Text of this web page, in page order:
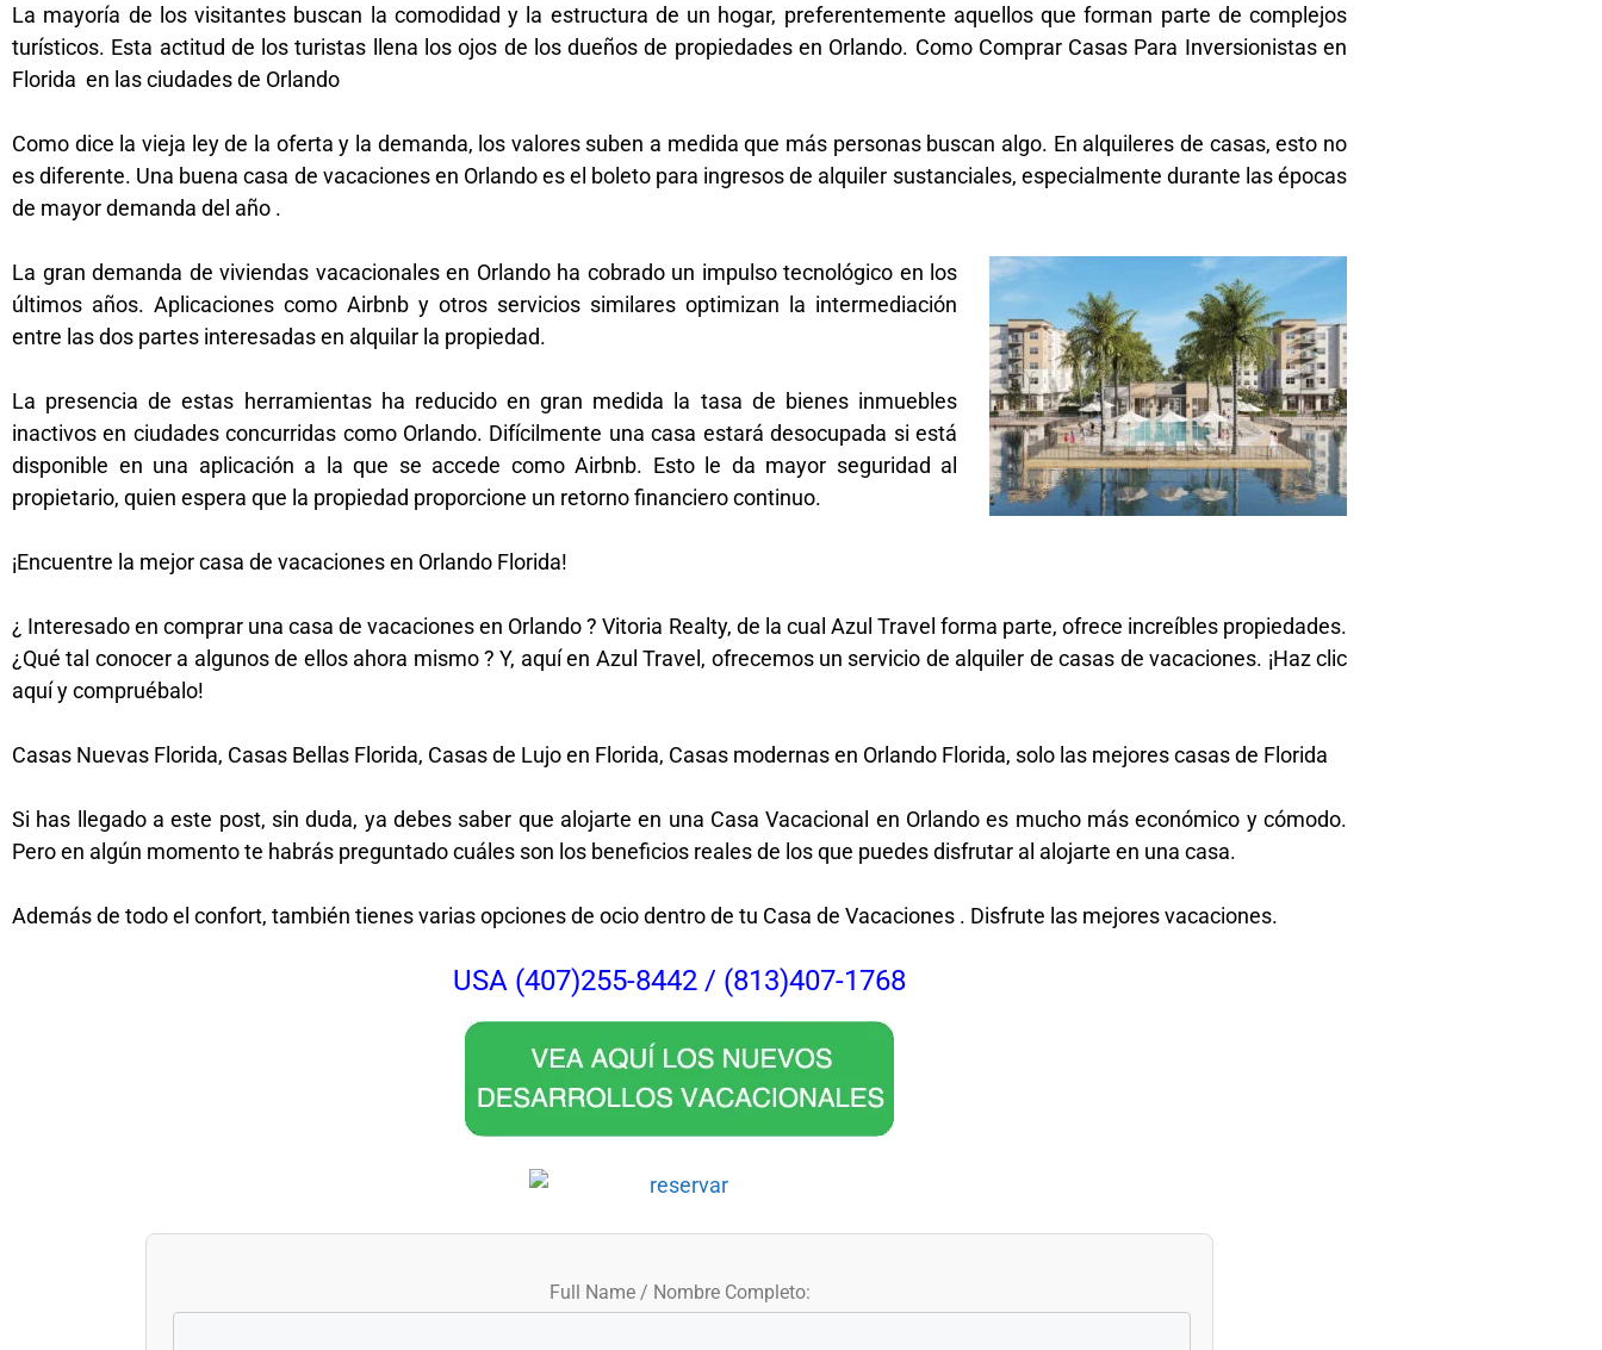
La mayoría de los visitantes buscan la comodidad y la estructura de un hogar, preferentemente aquellos que forman parte de complejos
turísticos. Esta actitud de los turistas llena los ojos de los dueños de propiedades en Orlando. Como Comprar Casas Para Inversionistas en
Florida en las ciudades de Orlando
Como dice la vieja ley de la oferta y la demanda, los valores suben a medida que más personas buscan algo. En alquileres de casas, esto no
es diferente. Una buena casa de vacaciones en Orlando es el boleto para ingresos de alquiler sustanciales, especialmente durante las épocas
de mayor demanda del año .
La gran demanda de viviendas vacacionales en Orlando ha cobrado un impulso tecnológico en los
últimos años. Aplicaciones como Airbnb y otros servicios similares optimizan la intermediación
entre las dos partes interesadas en alquilar la propiedad.
La presencia de estas herramientas ha reducido en gran medida la tasa de bienes inmuebles
inactivos en ciudades concurridas como Orlando. Difícilmente una casa estará desocupada si está
disponible en una aplicación a la que se accede como Airbnb. Esto le da mayor seguridad al
propietario, quien espera que la propiedad proporcione un retorno financiero continuo.
¡Encuentre la mejor casa de vacaciones en Orlando Florida!
¿ Interesado en comprar una casa de vacaciones en Orlando ? Vitoria Realty, de la cual Azul Travel forma parte, ofrece increíbles propiedades.
¿Qué tal conocer a algunos de ellos ahora mismo ? Y, aquí en Azul Travel, ofrecemos un servicio de alquiler de casas de vacaciones. ¡Haz clic
aquí y compruébalo!
Casas Nuevas Florida, Casas Bellas Florida, Casas de Lujo en Florida, Casas modernas en Orlando Florida, solo las mejores casas de Florida
Si has llegado a este post, sin duda, ya debes saber que alojarte en una Casa Vacacional en Orlando es mucho más económico y cómodo.
Pero en algún momento te habrás preguntado cuáles son los beneficios reales de los que puedes disfrutar al alojarte en una casa.
Además de todo el confort, también tienes varias opciones de ocio dentro de tu Casa de Vacaciones . Disfrute las mejores vacaciones.
USA (407)255-8442 / (813)407-1768
Full Name / Nombre Completo: